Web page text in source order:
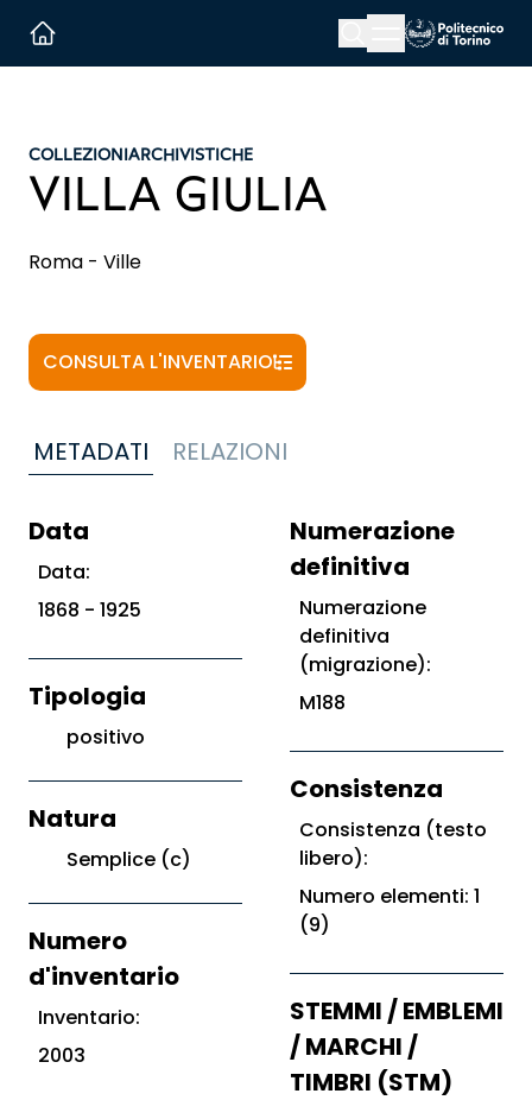
Menu button
COLLEZIONIARCHIVISTICHE
VILLA GIULIA
Roma - Ville
CONSULTA L'INVENTARIO
METADATI RELAZIONI
Data
Data:
1868 - 1925
Tipologia
positivo
Natura
Semplice (c)
Numero
d'inventario
Inventario:
2003
Numerazione
definitiva
Numerazione
definitiva
(migrazione):
M188
Consistenza
Consistenza (testo
libero):
Numero elementi: 1
(9)
STEMMI / EMBLEMI
/ MARCHI /
TIMBRI (STM)